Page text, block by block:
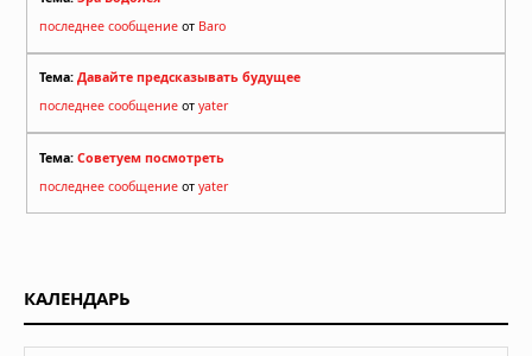
последнее сообщение от Baro
Тема: Давайте предсказывать будущее
последнее сообщение от yater
Тема: Советуем посмотреть
последнее сообщение от yater
КАЛЕНДАРЬ